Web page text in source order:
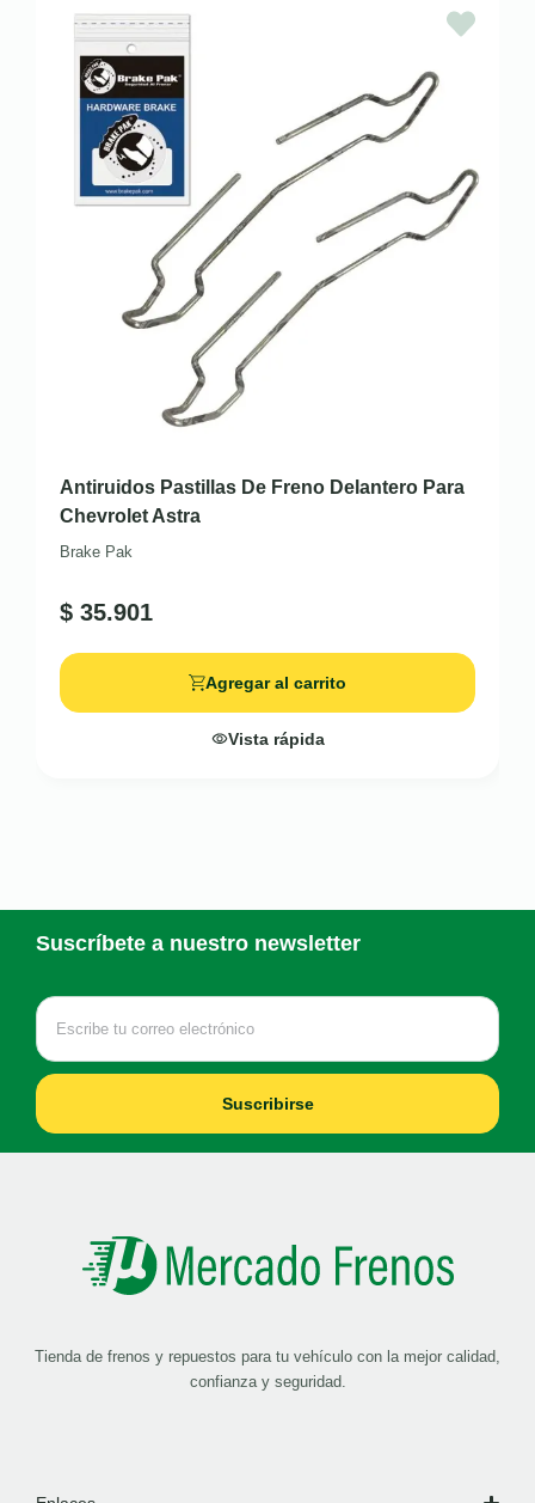
Antiruidos Pastillas De Freno Delantero Para
Chevrolet Astra
Brake Pak
$ 35.901
Agregar al carrito
Vista rápida
Suscríbete a nuestro newsletter
Suscribirse
Tienda de frenos y repuestos para tu vehículo con la mejor calidad,
confianza y seguridad.